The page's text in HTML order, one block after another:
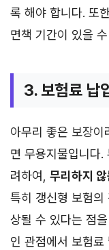
록 해야 합니다. 또
면책 기간이 있을
3. 보험료 납
아무리 좋은 보장
면 무용지물입니다
려하여, 무리하지
특히 갱신형 보험의
상될 수 있다는 점
인 관점에서 보험료